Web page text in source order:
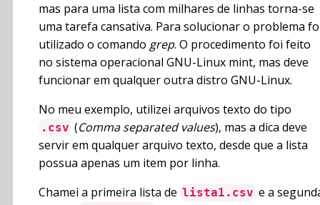
mas para uma lista com milhares de linhas torna-se
uma tarefa cansativa. Para solucionar o problema
utilizado o comando grep. O procedimento foi feito
no sistema operacional GNU-Linux mint, mas deve
funcionar em qualquer outra distro GNU-Linux.
No meu exemplo, utilizei arquivos texto do tipo
.csv (Comma separated values), mas a dica deve
servir em qualquer arquivo texto, desde que a lista
possua apenas um item por linha.
Chamei a primeira lista de lista1.csv e a